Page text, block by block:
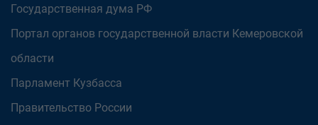
Государственная дума РФ
Портал органов государственной власти Кемеровской
области
Парламент Кузбасса
Правительство России